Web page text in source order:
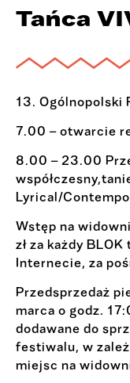
Tańca
13. Ogólnopolski
7.00 – otwarcie
8.00 – 23.00
Lyrical/
Wstęp na
zł za każdy
Internecie, za
Przedsprzedaż
marca o godz.
dodawane do
festiwalu, w
miejsc na